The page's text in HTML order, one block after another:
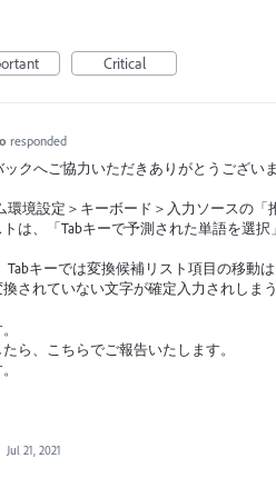
Critical
responded
クへご協力いただきありがとうございま
環境設定＞キーボード＞入力ソースの
は、「Tabキーで予測された単語を選択
Tabキーでは変換候補リスト項目の移動
されていない文字が確定入力されしま
ら、こちらでご報告いたします。
Jul 21, 2021